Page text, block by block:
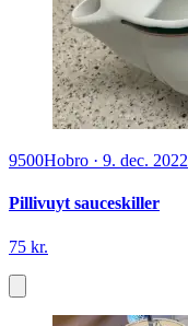
9500Hobro · 9. dec. 2022
Pillivuyt sauceskiller
75 kr.